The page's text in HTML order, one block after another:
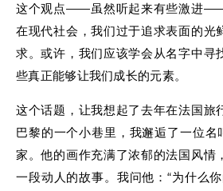
这个观点——虽然听起来有些激进——
在现代社会，我们过于追求表面的光
求。或许，我们应该学会从名字中寻
些真正能够让我们成长的元素。
这个话题，让我想起了去年在法国旅
巴黎的一个小巷里，我邂逅了一位名
家。他的画作充满了浓郁的法国风情
一段动人的故事。我问他：“为什么